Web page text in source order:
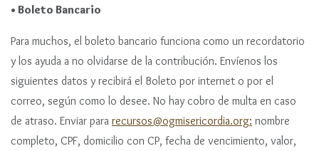
• Boleto Bancario
Para muchos, el boleto bancario funciona como un recordatorio
y los ayuda a no olvidarse de la contribución. Envíenos los
siguientes datos y recibirá el Boleto por internet o por el
correo, según como lo desee. No hay cobro de multa en caso
de atraso. Enviar para recursos@ogmisericordia.org: nombre
completo, CPF, domicilio con CP, fecha de vencimiento, valor,